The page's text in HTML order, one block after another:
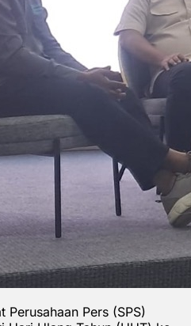
Perusahaan Pers (SPS)